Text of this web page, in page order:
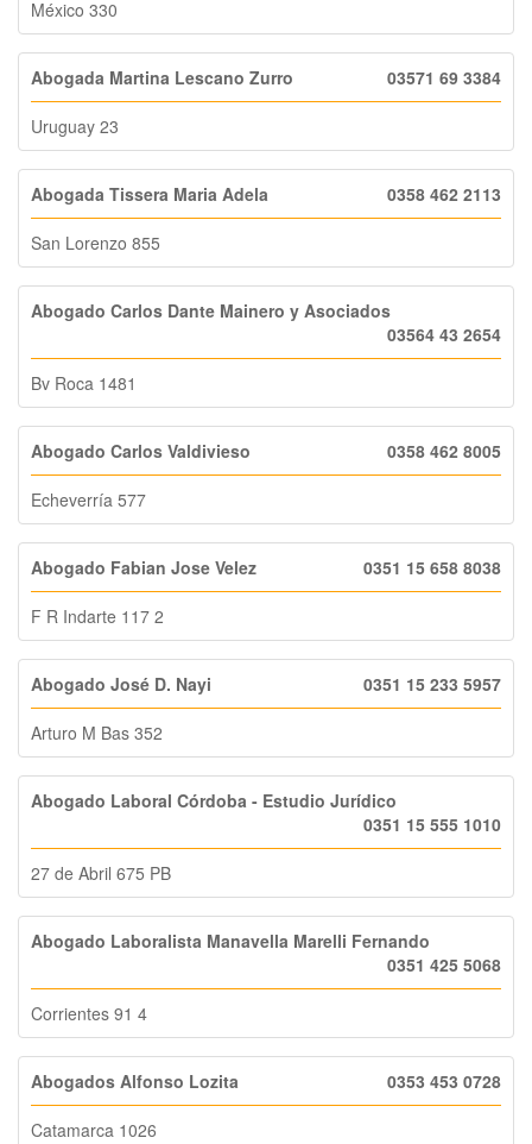
México 330
Abogada Martina Lescano Zurro 03571 69 3384
Uruguay 23
Abogada Tissera Maria Adela 0358 462 2113
San Lorenzo 855
Abogado Carlos Dante Mainero y Asociados
03564 43 2654
Bv Roca 1481
Abogado Carlos Valdivieso 0358 462 8005
Echeverría 577
Abogado Fabian Jose Velez 0351 15 658 8038
F R Indarte 117 2
Abogado José D. Nayi 0351 15 233 5957
Arturo M Bas 352
Abogado Laboral Córdoba - Estudio Jurídico
0351 15 555 1010
27 de Abril 675 PB
Abogado Laboralista Manavella Marelli Fernando
0351 425 5068
Corrientes 91 4
Abogados Alfonso Lozita 0353 453 0728
Catamarca 1026